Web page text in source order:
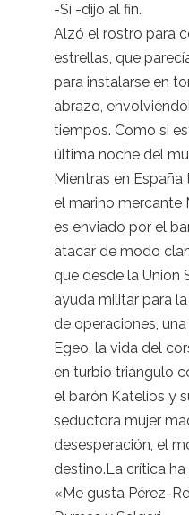
-Sí -dijo al fin.
Alzó el rostro para
estrellas, que
para instalarse en
abrazo,
tiempos. Como si
última noche del
Mientras en
el marino mercante
es enviado por el
atacar de modo
que desde la Unión
ayuda militar para
de operaciones,
Egeo, la vida del
en turbio triángulo
el barón Katelios y
seductora mujer
desesperación, el
destino.La crítica ha
«Me gusta Pérez-